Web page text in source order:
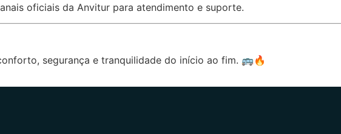
oficiais da Anvitur para atendimento e suporte.
segurança e tranquilidade do início ao fim. 🚌🔥